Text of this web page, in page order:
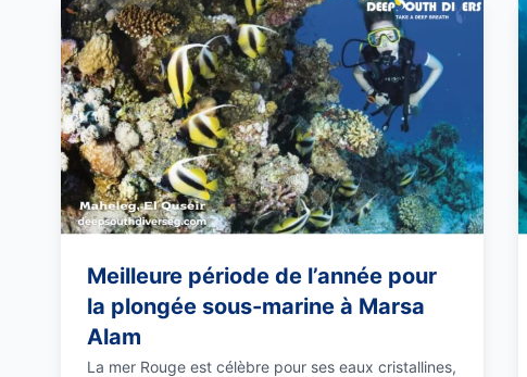
Meilleure période de l’année pour
la plongée sous-marine à Marsa
Alam
La mer Rouge est célèbre pour ses eaux cristallines,